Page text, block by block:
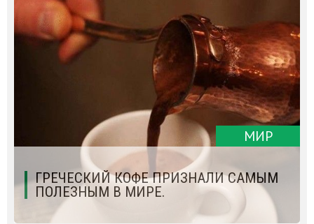
МИР
ГРЕЧЕСКИЙ КОФЕ ПРИЗНАЛИ САМЫМ
ПОЛЕЗНЫМ В МИРЕ.